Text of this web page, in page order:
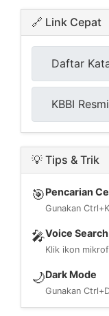
🔗 Link Cepat
Daftar
KBBI Resmi
💡 Tips & Trik
🎯Pencarian
Gunakan
🎤Voice Search
Klik ikon
🌙Dark Mode
Gunakan